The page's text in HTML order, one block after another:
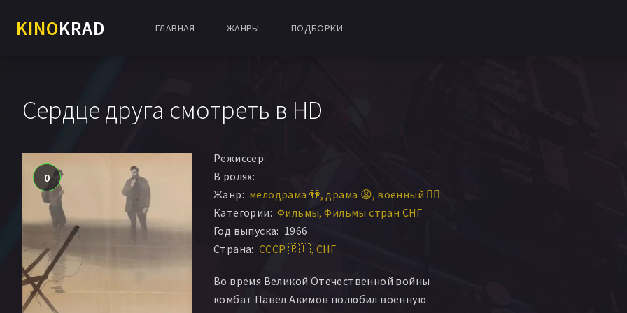
KINOKRAD ГЛАВНАЯ ЖАНРЫ ПОДБОРКИ
Сердце друга смотреть в HD
0
Режиссер:
В ролях:
Жанр: мелодрама 👫 драма 😫 военный 👨‍✈️
Категории: Фильмы Фильмы стран СНГ
Год выпуска: 1966
Страна: СССР 🇷🇺 СНГ
Во время Великой Отечественной войны
комбат Павел Акимов полюбил военную